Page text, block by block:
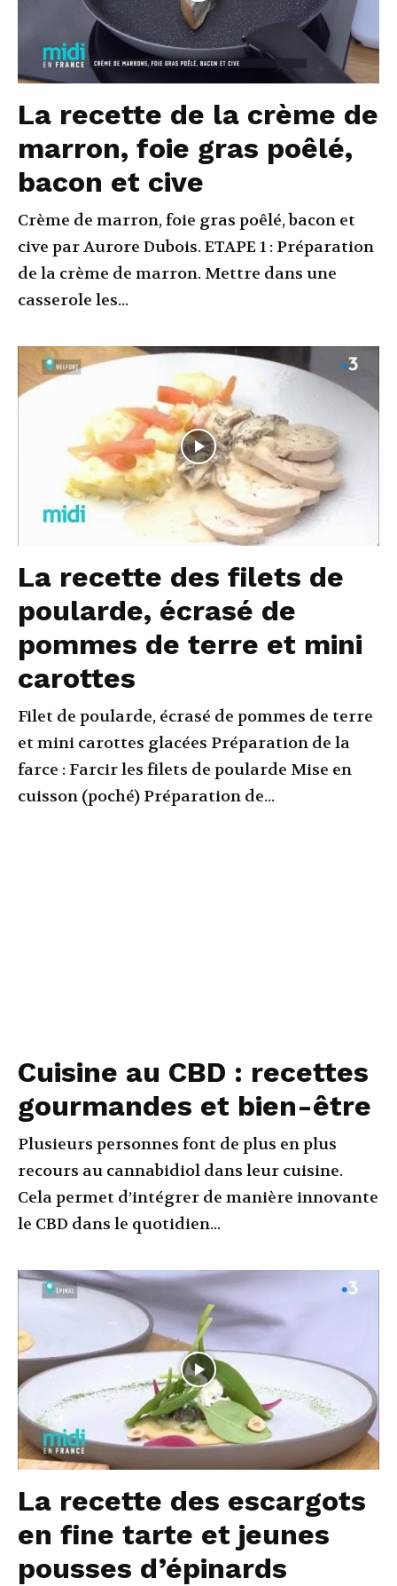
La recette de la crème de
marron, foie gras poêlé,
bacon et cive
Crème de marron, foie gras poêlé, bacon et
cive par Aurore Dubois. ETAPE 1 : Préparation
de la crème de marron. Mettre dans une
casserole les...
La recette des filets de
poularde, écrasé de
pommes de terre et mini
carottes
Filet de poularde, écrasé de pommes de terre
et mini carottes glacées Préparation de la
farce : Farcir les filets de poularde Mise en
cuisson (poché) Préparation de...
Cuisine au CBD : recettes
gourmandes et bien-être
Plusieurs personnes font de plus en plus
recours au cannabidiol dans leur cuisine.
Cela permet d’intégrer de manière innovante
le CBD dans le quotidien...
La recette des escargots
en fine tarte et jeunes
pousses d’épinards